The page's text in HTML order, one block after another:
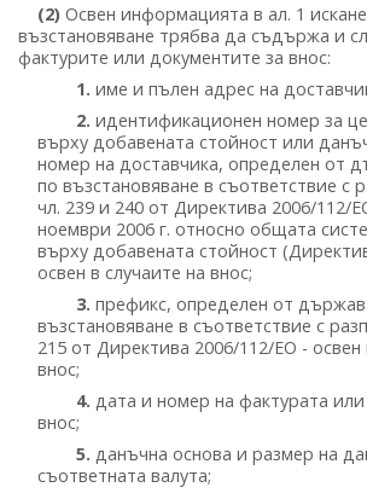
(2) Освен информацията в ал. 1
възстановяване трябва да съдържа и
фактурите или документите за внос:
1. име и пълен адрес на
2. идентификационен номер за
върху добавената стойност или
номер на доставчика, определен от
по възстановяване в съответствие с
чл. 239 и 240 от Директива 2006/112/
ноември 2006 г. относно общата
върху добавената стойност
освен в случаите на внос;
3. префикс, определен от
възстановяване в съответствие с
215 от Директива 2006/112/ЕО - освен
внос;
4. дата и номер на фактурата
внос;
5. данъчна основа и размер на
съответната валута;